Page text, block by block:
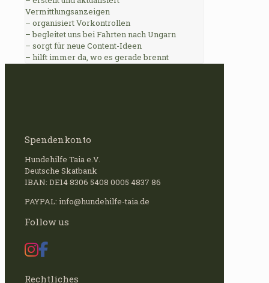
Vermittlungsanzeigen
– organisiert Vorkontrollen
– begleitet uns bei Fahrten nach Ungarn
– sorgt für neue Content-Ideen
– hilft immer da, wo es gerade brennt
Spendenkonto
Hundehilfe Taia e.V.
Deutsche Skatbank
IBAN: DE14 8306 5408 0005 4837 86
PAYPAL: info@hundehilfe-taia.de
Follow us
Rechtliches